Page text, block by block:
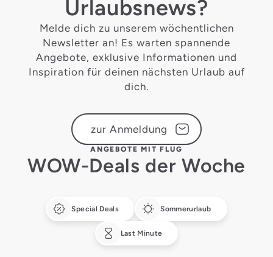
Urlaubsnews?
Melde dich zu unserem wöchentlichen
Newsletter an! Es warten spannende
Angebote, exklusive Informationen und
Inspiration für deinen nächsten Urlaub auf
dich.
zur Anmeldung
ANGEBOTE MIT FLUG
WOW-Deals der Woche
Special Deals Sommerurlaub
Last Minute